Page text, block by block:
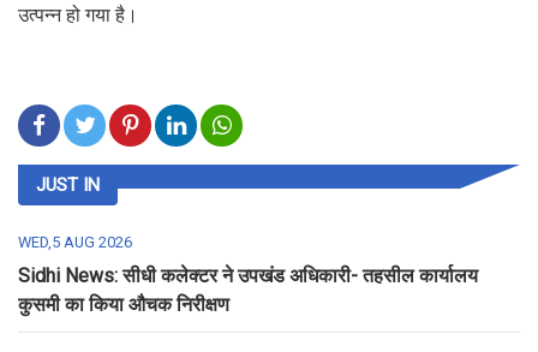
उत्पन्न हो गया है।
JUST IN
WED,5 AUG 2026
Sidhi News: सीधी कलेक्टर ने उपखंड अधिकारी- तहसील कार्यालय
कुसमी का किया औचक निरीक्षण